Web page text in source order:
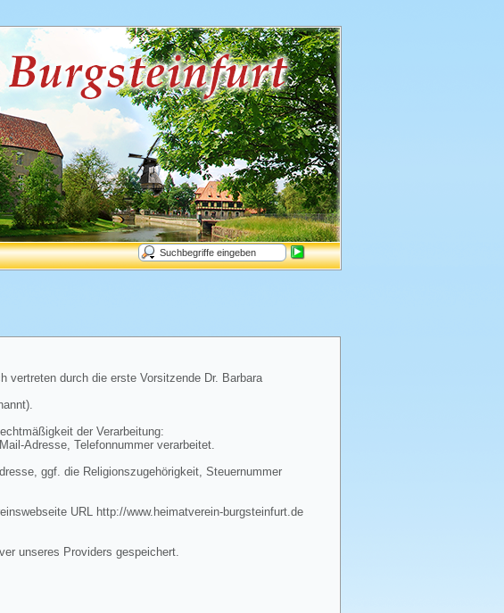
durch die erste Vorsitzende Dr. Barbara
der Verarbeitung:
Adresse, Telefonnummer verarbeitet.
ggf. die Religionszugehörigkeit, Steuernummer
URL http://www.heimatverein-burgsteinfurt.de
unseres Providers gespeichert.